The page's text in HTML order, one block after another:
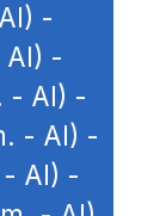
-
-
- AI) -
- AI) -
AI) -